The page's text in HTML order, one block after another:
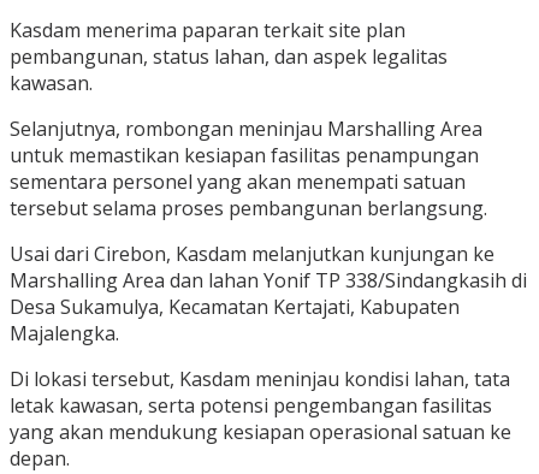
Kasdam menerima paparan terkait site plan
pembangunan, status lahan, dan aspek legalitas
kawasan.
Selanjutnya, rombongan meninjau Marshalling Area
untuk memastikan kesiapan fasilitas penampungan
sementara personel yang akan menempati satuan
tersebut selama proses pembangunan berlangsung.
Usai dari Cirebon, Kasdam melanjutkan kunjungan ke
Marshalling Area dan lahan Yonif TP 338/Sindangkasih di
Desa Sukamulya, Kecamatan Kertajati, Kabupaten
Majalengka.
Di lokasi tersebut, Kasdam meninjau kondisi lahan, tata
letak kawasan, serta potensi pengembangan fasilitas
yang akan mendukung kesiapan operasional satuan ke
depan.